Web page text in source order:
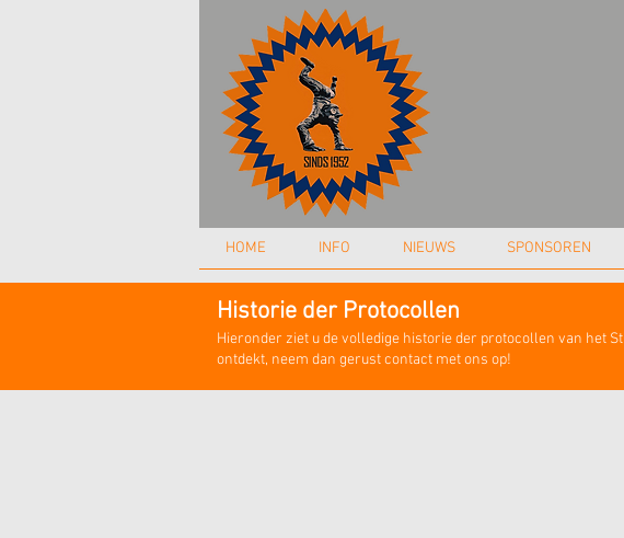
HOME INFO NIEUWS SPONSOREN
Historie der Protocollen
Hieronder ziet u de volledige historie der protocollen van het
ontdekt, neem dan gerust contact met ons op!